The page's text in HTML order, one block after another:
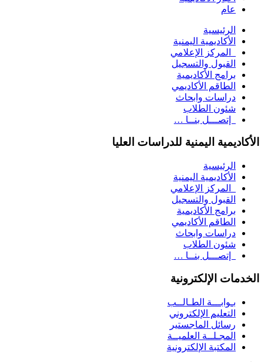
عام
الرئيسية
الأكاديمية اليمنية
المركز الإعلامي
القبول والتسجيل
برامج الأكاديمية
الطاقم الأكاديمي
دراسات وابحاث
شئون الطلاب
إتصـــل بنــا …
الأكاديمية اليمنية للدراسات العليا
الرئيسية
الأكاديمية اليمنية
المركز الإعلامي
القبول والتسجيل
برامج الأكاديمية
الطاقم الأكاديمي
دراسات وابحاث
شئون الطلاب
إتصـــل بنــا …
الخدمات الإلكترونية
بـوابـــة الطـالــب
التعليم الإلكتروني
رسائل الماجستير
المجـلــة العلميــة
المكتبة الإلكترونية